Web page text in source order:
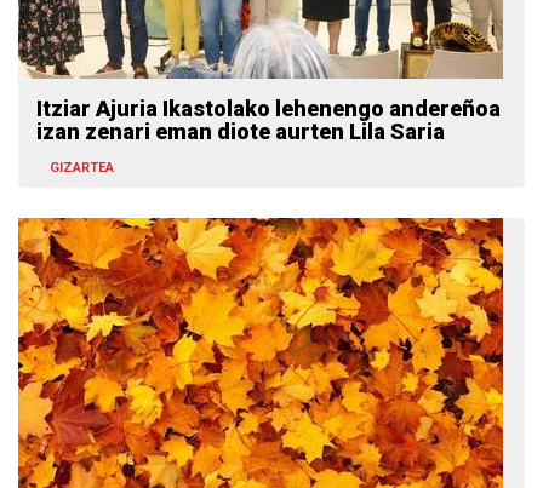
Itziar Ajuria Ikastolako lehenengo andereñoa
izan zenari eman diote aurten Lila Saria
GIZARTEA